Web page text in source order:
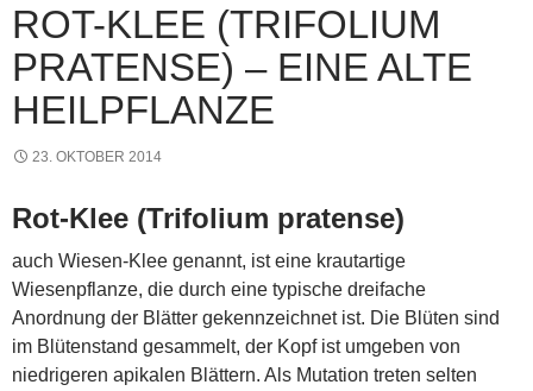
ROT-KLEE (TRIFOLIUM
PRATENSE) – EINE ALTE
HEILPFLANZE
23. OKTOBER 2014
Rot-Klee (Trifolium pratense)
auch Wiesen-Klee genannt, ist eine krautartige
Wiesenpflanze, die durch eine typische dreifache
Anordnung der Blätter gekennzeichnet ist. Die Blüten sind
im Blütenstand gesammelt, der Kopf ist umgeben von
niedrigeren apikalen Blättern. Als Mutation treten selten